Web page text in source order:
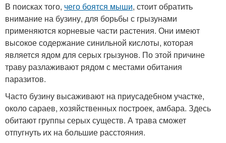
В поисках того, чего боятся мыши, стоит обратить
внимание на бузину, для борьбы с грызунами
применяются корневые части растения. Они имеют
высокое содержание синильной кислоты, которая
является ядом для серых грызунов. По этой причине
траву разлаживают рядом с местами обитания
паразитов.
Часто бузину высаживают на приусадебном участке,
около сараев, хозяйственных построек, амбара. Здесь
обитают группы серых существ. А трава сможет
отпугнуть их на большие расстояния.